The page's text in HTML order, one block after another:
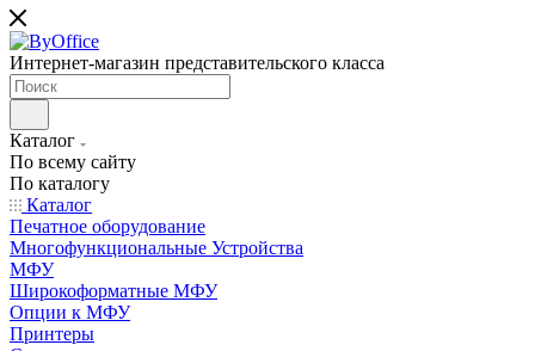
Интернет-магазин представительского класса
Каталог
По всему сайту
По каталогу
Каталог
Печатное оборудование
Многофункциональные Устройства
МФУ
Широкоформатные МФУ
Опции к МФУ
Принтеры